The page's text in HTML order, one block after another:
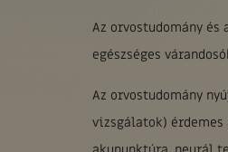
Az orvostudomány
egészséges
Az orvostudomány
vizsgálatok) érdemes